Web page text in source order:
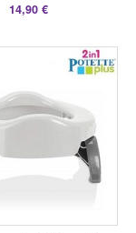
14,90 €